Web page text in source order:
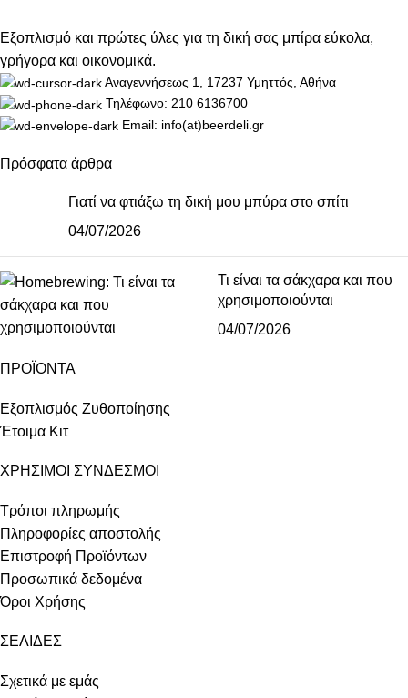
Εξοπλισμό και πρώτες ύλες για τη δική σας μπίρα εύκολα,
γρήγορα και οικονομικά.
Αναγεννήσεως 1, 17237 Υμηττός, Αθήνα
Τηλέφωνο: 210 6136700
Email: info(at)beerdeli.gr
Πρόσφατα άρθρα
Γιατί να φτιάξω τη δική μου μπύρα στο σπίτι
04/07/2026
Τι είναι τα σάκχαρα και που
χρησιμοποιούνται
04/07/2026
ΠΡΟΪΟΝΤΑ
Εξοπλισμός Ζυθοποίησης
Έτοιμα Κιτ
ΧΡΗΣΙΜΟΙ ΣΥΝΔΕΣΜΟΙ
Τρόποι πληρωμής
Πληροφορίες αποστολής
Επιστροφή Προϊόντων
Προσωπικά δεδομένα
Όροι Χρήσης
ΣΕΛΙΔΕΣ
Σχετικά με εμάς